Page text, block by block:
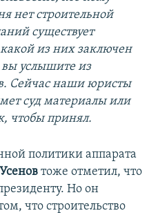
нет строительной
существует
из них заключен
вы услышите из
Сейчас наши юристы
суд материалы или
чтобы принял.
политики аппарата
тоже отметил, что
Но он
что строительство